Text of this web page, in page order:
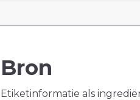
Bron
Etiketinformatie als